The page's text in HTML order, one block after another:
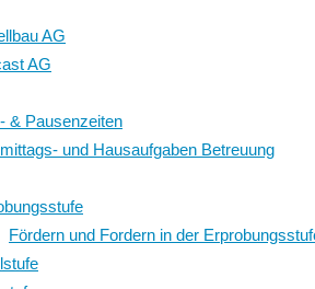
AG
AG
& Pausenzeiten
und Hausaufgaben Betreuung
Fördern und Fordern in der